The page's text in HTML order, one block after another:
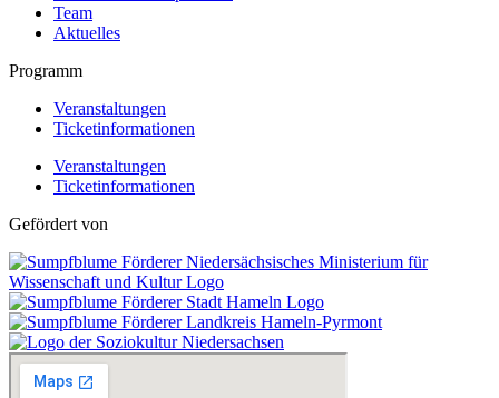
Team
Aktuelles
Programm
Veranstaltungen
Ticketinformationen
Veranstaltungen
Ticketinformationen
Gefördert von